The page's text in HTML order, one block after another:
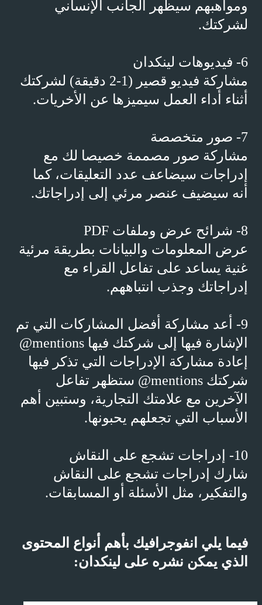
ومواهبهم سيظهر الجانب الإنساني
لشركتك.
6- فيديوهات لينكدان
مشاركة فيديو قصير (1-2 دقيقة) لشركتك
أثناء أداء العمل سيميزها عن الأخريات.
7- صور متخصصة
مشاركة صور مصممة خصيصا لك مع
إدراجات سيضاعف عدد التعليقات، كما
أنه سيضيف عنصر مرئي إلى إدراجاتك.
8- شرائح عرض وملفات
PDF
عرض المعلومات والبيانات بطريقة مرئية
غنية يساعد على تفاعل القراء مع
إدراجاتك وجذب انتباههم.
9- أعد مشاركة أفضل المشاركات التي تم
الإشارة فيها إلى شركتك فيها @mentions
إعادة مشاركة الإدراجات التي تذكر فيها
شركتك @mentions ستظهر تفاعل
الآخرين مع علامتك التجارية، وستبين أهم
الأسباب التي تجعلهم يحبونها.
10- إدراجات تشجع على النقاش
شارك إدراجات تشجع على النقاش
والتفكير، مثل الأسئلة أو المسابقات.
فيما يلي انفوجرافيك بأهم أنواع المحتوى
الذي يمكن نشره على لينكدان: